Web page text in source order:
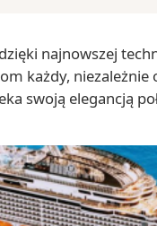
najnowszej
każdy,
swoją elegancją